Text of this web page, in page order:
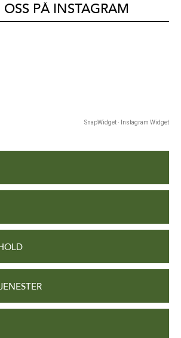
PÅ INSTAGRAM
SnapWidget · Instagram Widget